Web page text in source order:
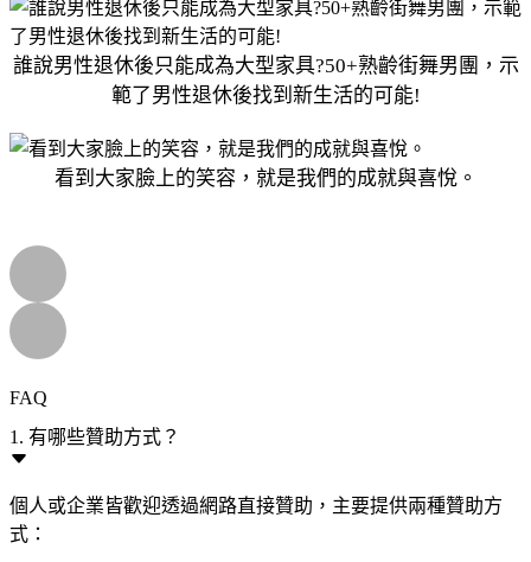
誰說男性退休後只能成為大型家具?50+熟齡街舞男團，示
範了男性退休後找到新生活的可能!
看到大家臉上的笑容，就是我們的成就與喜悅。
FAQ
1. 有哪些贊助方式？
個人或企業皆歡迎透過網路直接贊助，主要提供兩種贊助方
式：